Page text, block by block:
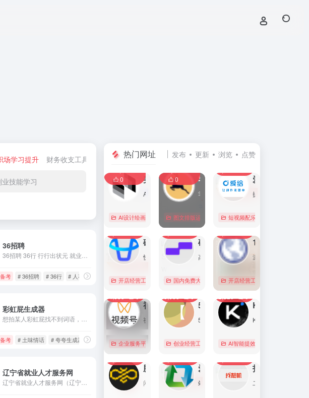
场学习提升 财务收支工具 创业经营工具箱 团队协同办公 建站与线上运营
业技能学习
36招聘
考 # 36招聘 # 36行 # 人事/文职
模板，简历模板下载word格式
彩虹屁生成器
考 # 土味情话 # 夸夸生成器 # 彩虹屁
辽宁省就业人才服务网
辽宁省就业人才服务网（辽宁官方省级人才政务平台） 一、基础资...
热门网址 发布 更新 浏览 点赞
美间
0
0
AI设计绘画 # 软装设计方案，装修效果图，免费软装设计素材下载，谈单
直达
0
0
图文排版运营 行业合规查询
直达
0
短视频配乐
直达
开店经营工具 账号数据分析 # 品牌代投 # 快手电商广告投放
直达
硅基流动 SiliconFlow
国内免费大模型 # AI 云服务平台
直达
1688阿里巴巴采购批发网
开店经营工具
直达
企业服务平台 图文排版运营
直达
创业经营工具箱 # 北京免费发布信息
直达
AI智能提效工具
直达